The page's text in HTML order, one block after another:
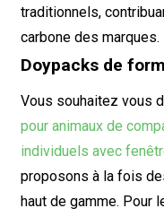
traditionnels,
carbone des marques.
Doypacks de
Vous souhaitez vous
pour animaux de
individuels avec
proposons à la fois
haut de gamme. Pour